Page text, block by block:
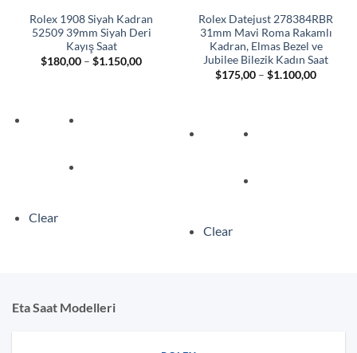
Rolex 1908 Siyah Kadran
52509 39mm Siyah Deri
Kayış Saat
$180,00 – $1.150,00Fiyat
Clear
Rolex Datejust 278384RBR
31mm Mavi Roma Rakamlı
Kadran, Elmas Bezel ve
Jubilee Bilezik Kadın Saat
$175,00 – $1.100,00Fiyat
Clear
Eta Saat Modelleri